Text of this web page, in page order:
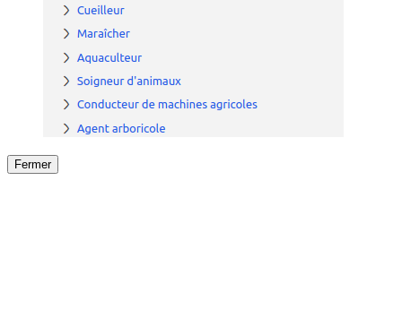
Fermer